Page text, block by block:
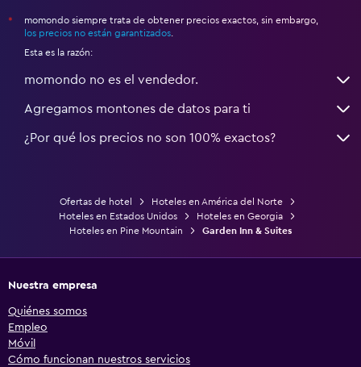
*
momondo siempre trata de obtener precios exactos, sin embargo,
los precios no están garantizados
Esta es la razón:
momondo no es el vendedor.
Agregamos montones de datos para ti
¿Por qué los precios no son 100% exactos?
Ofertas de hotel
Hoteles en América del Norte
Hoteles en Estados Unidos
Hoteles en Georgia
Hoteles en Pine Mountain
Garden Inn & Suites
Nuestra empresa
Quiénes somos
Empleo
Móvil
Cómo funcionan nuestros servicios